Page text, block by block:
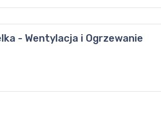
- Wentylacja i Ogrzewanie